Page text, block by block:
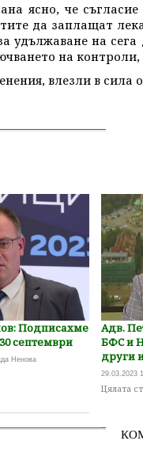
ясно, че
да заплащат
удължаване на
на
влезли в сила
Подписахме
септември
Ненова
Адв.
БФС и
други
29.03.2023
Цялата